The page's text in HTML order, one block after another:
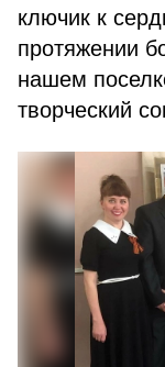
ключик к
протяжении
нашем
творческий